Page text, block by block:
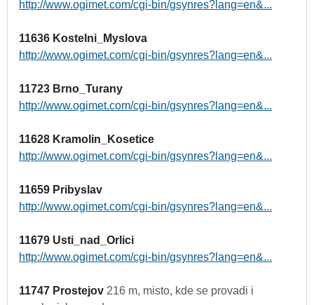
http://www.ogimet.com/cgi-bin/gsynres?lang=en&...
11636 Kostelni_Myslova
http://www.ogimet.com/cgi-bin/gsynres?lang=en&...
11723 Brno_Turany
http://www.ogimet.com/cgi-bin/gsynres?lang=en&...
11628 Kramolin_Kosetice
http://www.ogimet.com/cgi-bin/gsynres?lang=en&...
11659 Pribyslav
http://www.ogimet.com/cgi-bin/gsynres?lang=en&...
11679 Usti_nad_Orlici
http://www.ogimet.com/cgi-bin/gsynres?lang=en&...
11747 Prostejov 216 m, misto, kde se provadi i